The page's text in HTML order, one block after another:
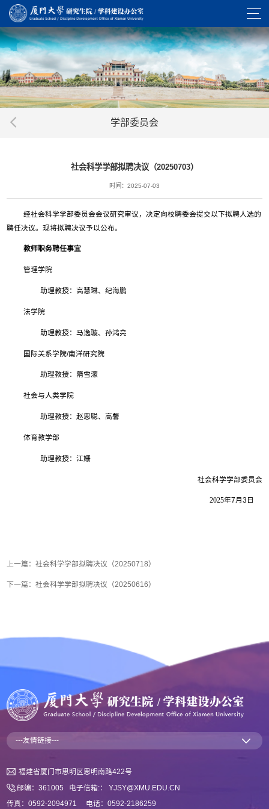
学部委员会
社会科学学部拟聘决议（20250703）
时间：2025-07-03
经社会科学学部委员会会议研究审议，决定向校聘委会提交以下拟聘人选的
聘任决议。现将拟聘决议予以公布。
教师职务聘任事宜
管理学院
助理教授：高慧琳、纪海鹏
法学院
助理教授：马逸璇、孙鸿亮
国际关系学院/南洋研究院
助理教授：隋雪濛
社会与人类学院
助理教授：赵思聪、高馨
体育教学部
助理教授：江姗
社会科学学部委员会
2025年7月 3日
上一篇：社会科学学部拟聘决议（20250718）
下一篇：社会科学学部拟聘决议（20250616）
---友情链接---
福建省厦门市思明区思明南路422号
邮编：361005 电子信箱:： YJSY@XMU.EDU.CN
传真：0592-2094971 电话：0592-2186259